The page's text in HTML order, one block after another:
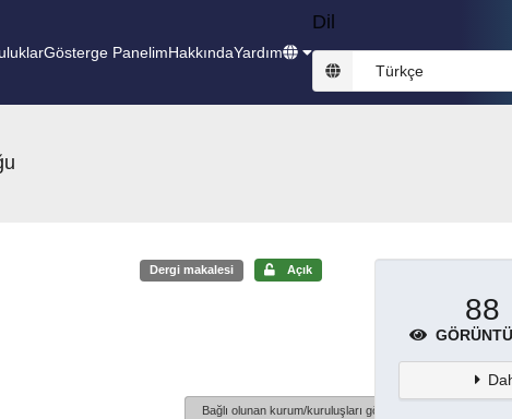
Gösterge PanelimHakkındaYardım
Dil
Türkçe
Dergi makalesi Açık
Bağlı olunan kurum/kuruluşları göster
88